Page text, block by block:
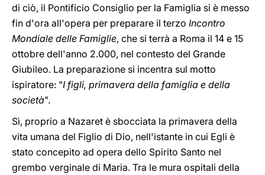
di ciò, il Pontificio Consiglio per la Famiglia si è messo
fin d'ora all'opera per preparare il terzo Incontro
Mondiale delle Famiglie, che si terrà a Roma il 14 e 15
ottobre dell'anno 2.000, nel contesto del Grande
Giubileo. La preparazione si incentra sul motto
ispiratore: "I figli, primavera della famiglia e della
società".
Sì, proprio a Nazaret è sbocciata la primavera della
vita umana del Figlio di Dio, nell'istante in cui Egli è
stato concepito ad opera dello Spirito Santo nel
grembo verginale di Maria. Tra le mura ospitali della